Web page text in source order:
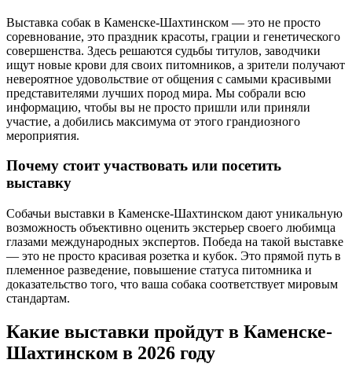
Выставка собак в Каменске-Шахтинском — это не просто
соревнование, это праздник красоты, грации и генетического
совершенства. Здесь решаются судьбы титулов, заводчики
ищут новые крови для своих питомников, а зрители получают
невероятное удовольствие от общения с самыми красивыми
представителями лучших пород мира. Мы собрали всю
информацию, чтобы вы не просто пришли или приняли
участие, а добились максимума от этого грандиозного
мероприятия.
Почему стоит участвовать или посетить
выставку
Собачьи выставки в Каменске-Шахтинском дают уникальную
возможность объективно оценить экстерьер своего любимца
глазами международных экспертов. Победа на такой выставке
— это не просто красивая розетка и кубок. Это прямой путь в
племенное разведение, повышение статуса питомника и
доказательство того, что ваша собака соответствует мировым
стандартам.
Какие выставки пройдут в Каменске-
Шахтинском в 2026 году